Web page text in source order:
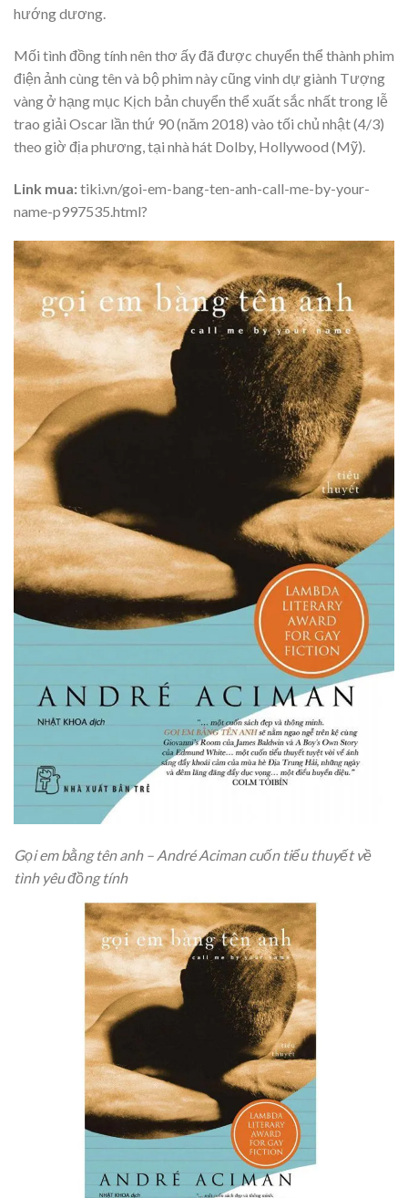
hướng dương.
Mối tình đồng tính nên thơ ấy đã được chuyển thể thành phim
điện ảnh cùng tên và bộ phim này cũng vinh dự giành Tượng
vàng ở hạng mục Kịch bản chuyển thể xuất sắc nhất trong lễ
trao giải Oscar lần thứ 90 (năm 2018) vào tối chủ nhật (4/3)
theo giờ địa phương, tại nhà hát Dolby, Hollywood (Mỹ).
Link mua:tiki.vn/goi-em-bang-ten-anh-call-me-by-your-
name-p997535.html?
Gọi em bằng tên anh – André Aciman cuốn tiểu thuyết về
tình yêu đồng tính